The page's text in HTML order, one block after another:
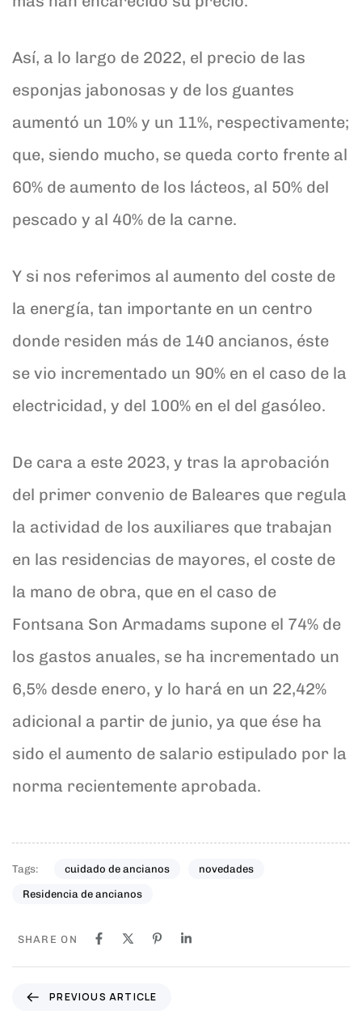
Así, a lo largo de 2022, el precio de las
esponjas jabonosas y de los guantes
aumentó un 10% y un 11%, respectivamente;
que, siendo mucho, se queda corto frente al
60% de aumento de los lácteos, al 50% del
pescado y al 40% de la carne.
Y si nos referimos al aumento del coste de
la energía, tan importante en un centro
donde residen más de 140 ancianos, éste
se vio incrementado un 90% en el caso de la
electricidad, y del 100% en el del gasóleo.
De cara a este 2023, y tras la aprobación
del primer convenio de Baleares que regula
la actividad de los auxiliares que trabajan
en las residencias de mayores, el coste de
la mano de obra, que en el caso de
Fontsana Son Armadams supone el 74% de
los gastos anuales, se ha incrementado un
6,5% desde enero, y lo hará en un 22,42%
adicional a partir de junio, ya que ése ha
sido el aumento de salario estipulado por la
norma recientemente aprobada.
Tags: cuidado de ancianos novedades
Residencia de ancianos
SHARE ON
PREVIOUS ARTICLE